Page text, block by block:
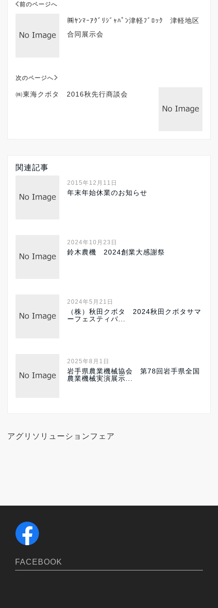
前のページへ
㈱ﾔﾝﾏｰｱｸﾞﾘｼﾞｬﾊﾟﾝ津軽ﾌﾞﾛｯｸ 津軽地区
合同展示会
次のページへ
㈱東海クボタ 2016秋先行商談会
関連記事
2015年12月11日
年末年始休業のお知らせ
2024年10月23日
鈴木農機 2024創業大感謝祭
2024年5月21日
（株）秋田クボタ 2024秋田クボタサマ
ーフェスティバ...
2025年8月1日
岩手県農業機械協会 第78回岩手県全国
農業機械実演展示...
アグリソリューションフェア
FACEBOOK